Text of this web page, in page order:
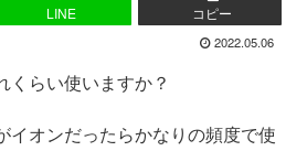
LINE コピー
2022.05.06
くらい使いますか？
イオンだったらかなりの頻度で使